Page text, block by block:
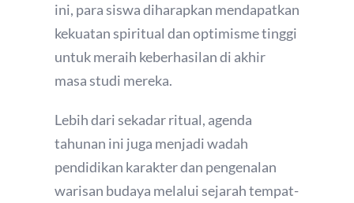
ini, para siswa diharapkan mendapatkan
kekuatan spiritual dan optimisme tinggi
untuk meraih keberhasilan di akhir
masa studi mereka.
Lebih dari sekadar ritual, agenda
tahunan ini juga menjadi wadah
pendidikan karakter dan pengenalan
warisan budaya melalui sejarah tempat-